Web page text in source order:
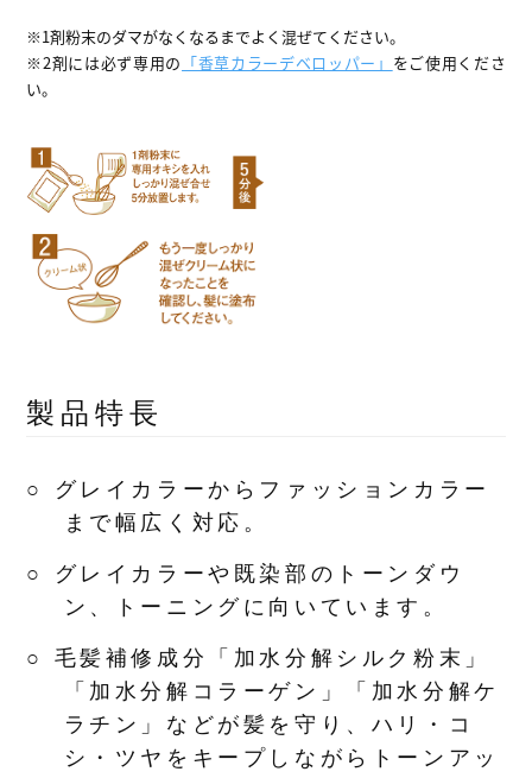
※1剤粉末のダマがなくなるまでよく混ぜてください。
※2剤には必ず専用の 「香草カラーデベロッパー」 をご使用くださ
い。
製品特長
○ グレイカラーからファッションカラー
まで幅広く対応。
○ グレイカラーや既染部のトーンダウ
ン、トーニングに向いています。
○ 毛髪補修成分「加水分解シルク粉末」
「加水分解コラーゲン」「加水分解ケ
ラチン」などが髪を守り、ハリ・コ
シ・ツヤをキープしながらトーンアッ